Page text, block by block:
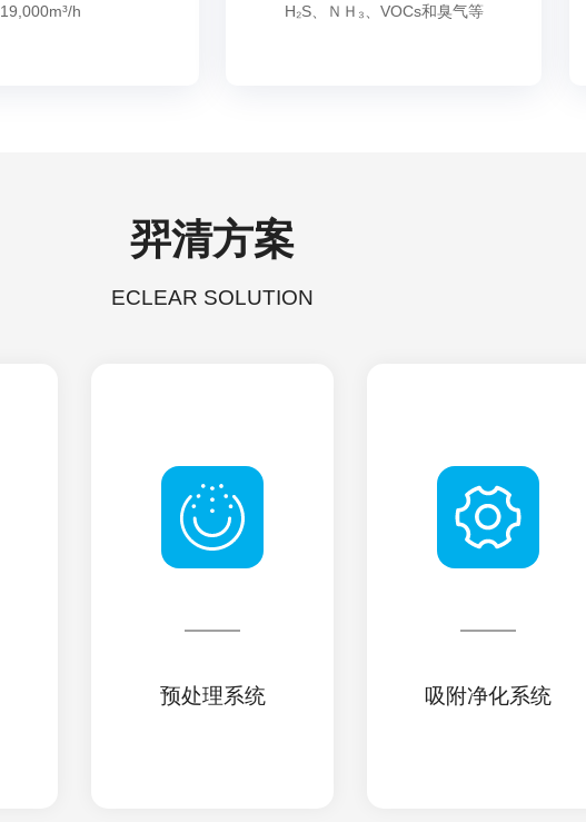
19,000m³/h H₂S、ＮＨ₃、VOCs和臭气等
羿清方案
ECLEAR SOLUTION
预处理系统 吸附净化系统